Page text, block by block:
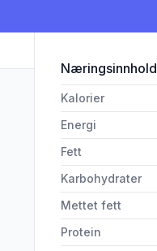
Næringsinnhold
Kalorier
Energi
Fett
Karbohydrater
Mettet fett
Protein